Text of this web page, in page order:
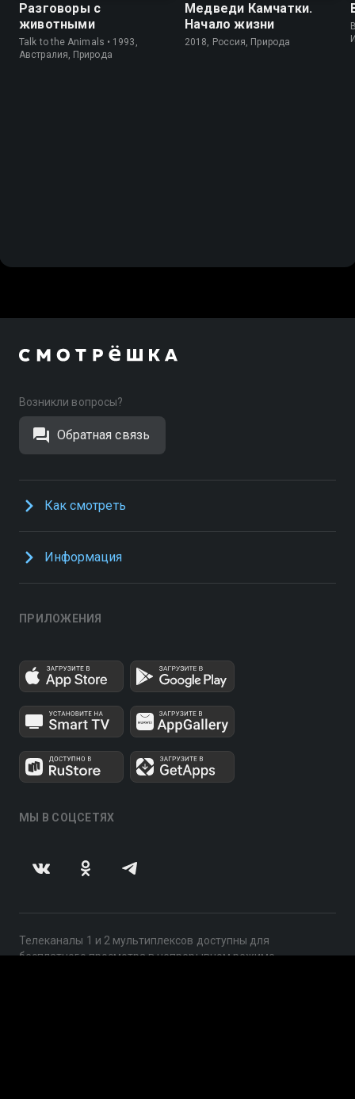
Разговоры с
животными
Talk to the Animals • 1993,
Австралия, Природа
Медведи Камчатки.
Начало жизни
2018, Россия, Природа
Возникли вопросы?
Обратная связь
Как смотреть
Информация
ПРИЛОЖЕНИЯ
МЫ В СОЦСЕТЯХ
Телеканалы 1 и 2 мультиплексов доступны для
бесплатного просмотра в непрерывном режиме,